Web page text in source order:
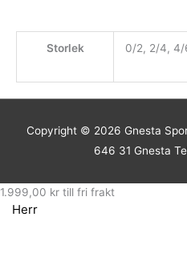
Storlek 0/2, 2/4, 4/
Copyright © 2026 Gnesta
646 31 Gnesta
1.999,00 kr till fri frakt
Herr